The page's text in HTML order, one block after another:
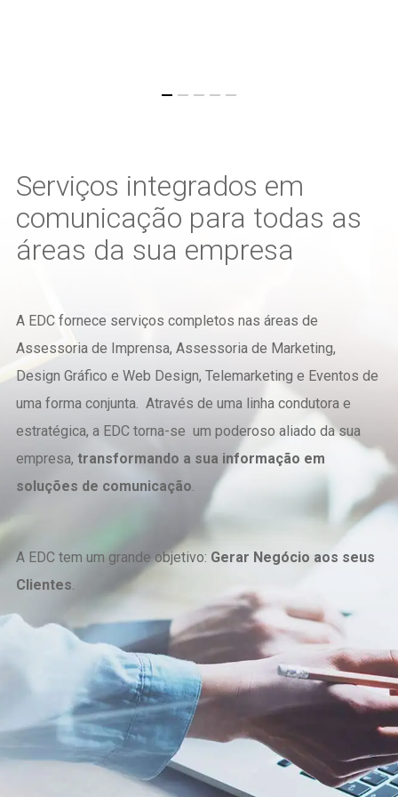
Serviços integrados em
comunicação para todas as
áreas da sua empresa
A EDC fornece serviços completos nas áreas de
Assessoria de Imprensa, Assessoria de Marketing,
Design Gráfico e Web Design, Telemarketing e Eventos de
uma forma conjunta. Através de uma linha condutora e
estratégica, a EDC torna-se um poderoso aliado da sua
empresa, transformando a sua informação em
soluções de comunicação.
A EDC tem um grande objetivo: Gerar Negócio aos seus
Clientes.